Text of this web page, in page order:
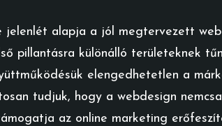
jelenlét alapja a jól megtervezett
pillantásra különálló területeknek
elengedhetetlen a
tudjuk, hogy a webdesign
az online marketing